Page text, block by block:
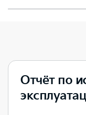
Отчёт по